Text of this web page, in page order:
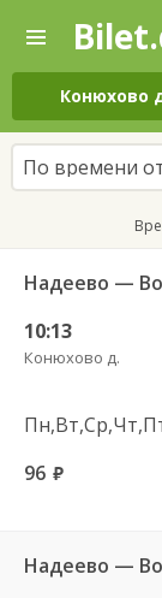
—
Поиск
и
покупка
на
автобус
онлайн
Конюхово
По времени
Надеево —
10:13
Конюхово д.
96 руб.
Надеево —